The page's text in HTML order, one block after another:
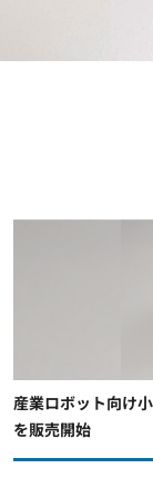
産業ロボット向け
を販売開始